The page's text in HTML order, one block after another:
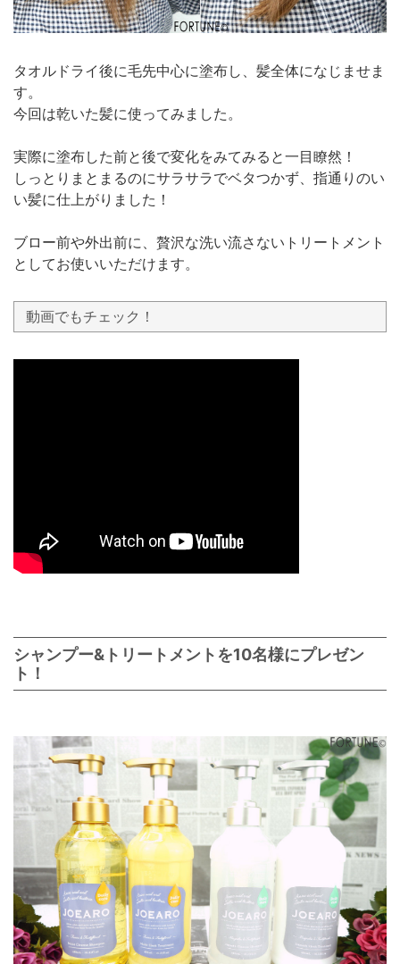
タオルドライ後に毛先中心に塗布し、髪全体になじませま
す。
今回は乾いた髪に使ってみました。
実際に塗布した前と後で変化をみてみると一目瞭然！
しっとりまとまるのにサラサラでベタつかず、指通りのい
い髪に仕上がりました！
ブロー前や外出前に、贅沢な洗い流さないトリートメント
としてお使いいただけます。
動画でもチェック！
シャンプー&トリートメントを10名様にプレゼン
ト！